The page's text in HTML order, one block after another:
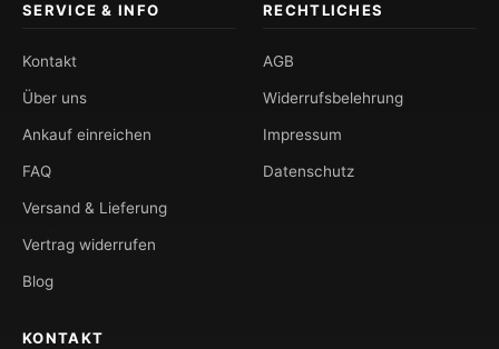
SERVICE & INFO
Kontakt
Über uns
Ankauf einreichen
FAQ
Versand & Lieferung
Vertrag widerrufen
Blog
RECHTLICHES
AGB
Widerrufsbelehrung
Impressum
Datenschutz
KONTAKT